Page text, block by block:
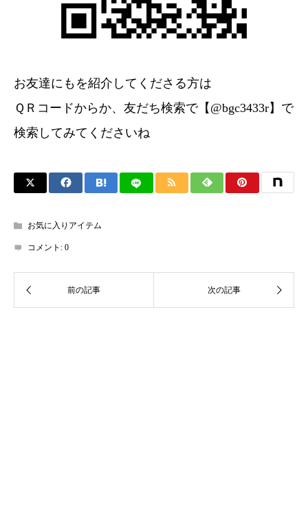
お友達にもを紹介してくださる方は
ＱＲコードからか、友だち検索で【@bgc3433r】で
検索してみてくださいね
お気に入りアイテム
コメント: 0